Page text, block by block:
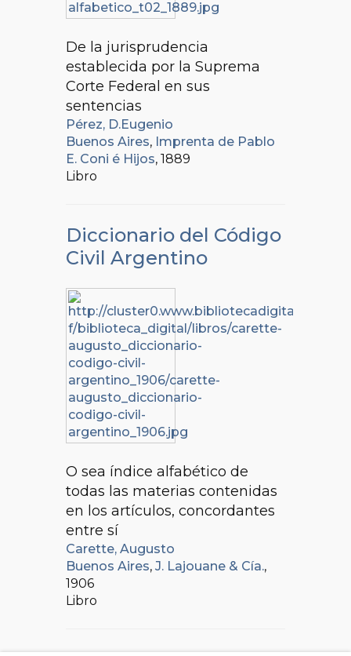
De la jurisprudencia
establecida por la Suprema
Corte Federal en sus
sentencias
Pérez, D.Eugenio
Buenos Aires, Imprenta de Pablo
E. Coni é Hijos, 1889
Libro
Diccionario del Código
Civil Argentino
O sea índice alfabético de
todas las materias contenidas
en los artículos, concordantes
entre sí
Carette, Augusto
Buenos Aires, J. Lajouane & Cía.,
1906
Libro